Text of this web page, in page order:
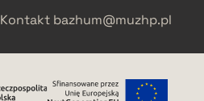
Kontakt bazhum@muzhp.pl